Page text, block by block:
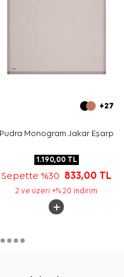
+27
Pudra Monogram Jakar Eşarp
1.190,00TL
Sepette %30 833,00 TL
2 ve üzeri +% 20 indirim